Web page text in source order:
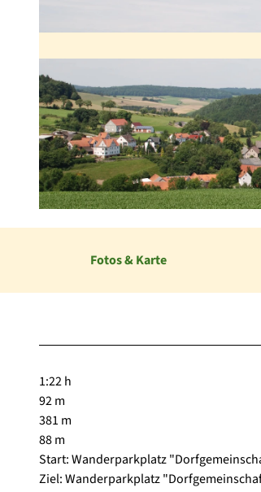
Fotos & Karte
1:22 h
92 m
381 m
88 m
Start: Wanderparkplatz
Ziel: Wanderparkplatz